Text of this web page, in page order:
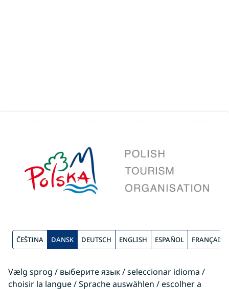
ČEŠTINA DANSK DEUTSCH ENGLISH ESPAÑOL FRANÇAIS
Vælg sprog / выберите язык / seleccionar idioma /
choisir la langue / Sprache auswählen / escolher a